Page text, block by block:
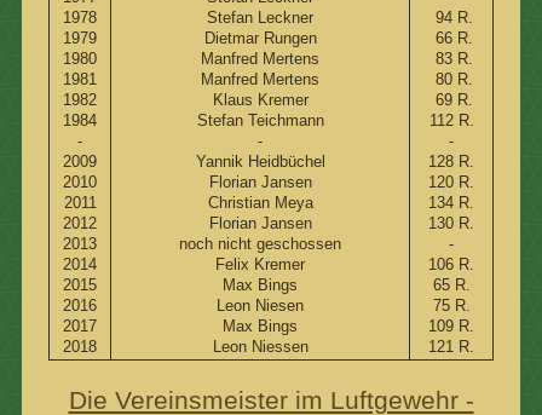
1978
1979
1980
1981
1982
1984
-
2009
2010
2011
2012
2013
2014
2015
2016
2017
2018
Stefan Leckner
Dietmar Rungen
Manfred Mertens
Manfred Mertens
Klaus Kremer
Stefan Teichmann
-
Yannik Heidbüchel
Florian Jansen
Christian Meya
Florian Jansen
noch nicht geschossen
Felix Kremer
Max Bings
Leon Niesen
Max Bings
Leon Niessen
94 R.
66 R.
83 R.
80 R.
69 R.
112 R.
-
128 R.
120 R.
134 R.
130 R.
-
106 R.
65 R.
75 R.
109 R.
121 R.
Die Vereinsmeister im Luftgewehr -